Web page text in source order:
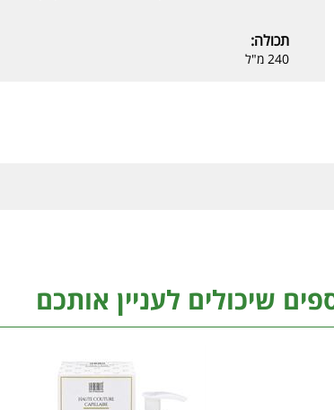
תכולה:
240 מ"ל
שיכולים לעניין אותכם